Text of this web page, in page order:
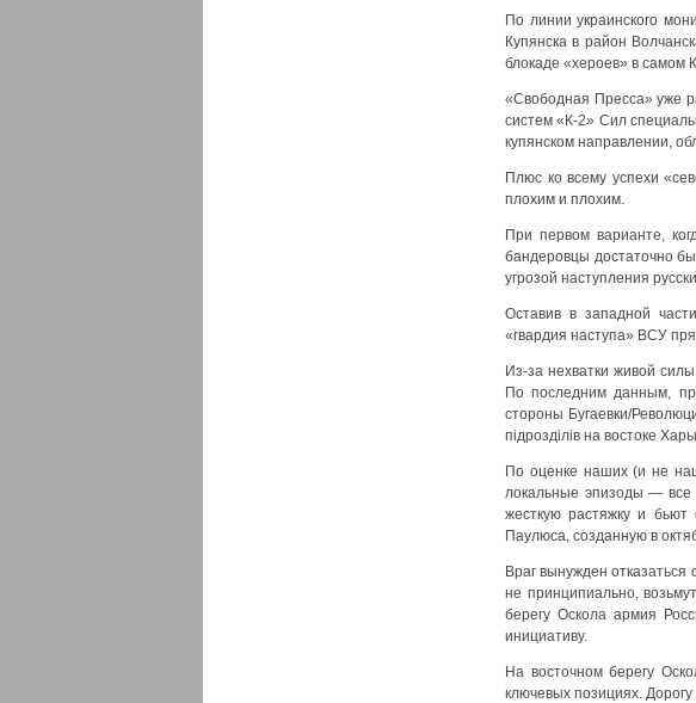
По линии украинского
Купянска в район
блокаде «хероев» в самом
«Свободная Пресса» уже
систем «К-2» Сил
купянском направлении,
Плюс ко всему успехи
плохим и плохим.
При первом варианте,
бандеровцы достаточно
угрозой наступления
Оставив в западной
«гвардия наступа» ВСУ
Из-за нехватки живой
По последним данным,
стороны Бугаевки/
пiдроздiлiв на востоке
По оценке наших (и не
локальные эпизоды — все
жесткую растяжку и
Паулюса, созданную в
Враг вынужден
не принципиально,
берегу Оскола армия
инициативу.
На восточном берегу
ключевых позициях.